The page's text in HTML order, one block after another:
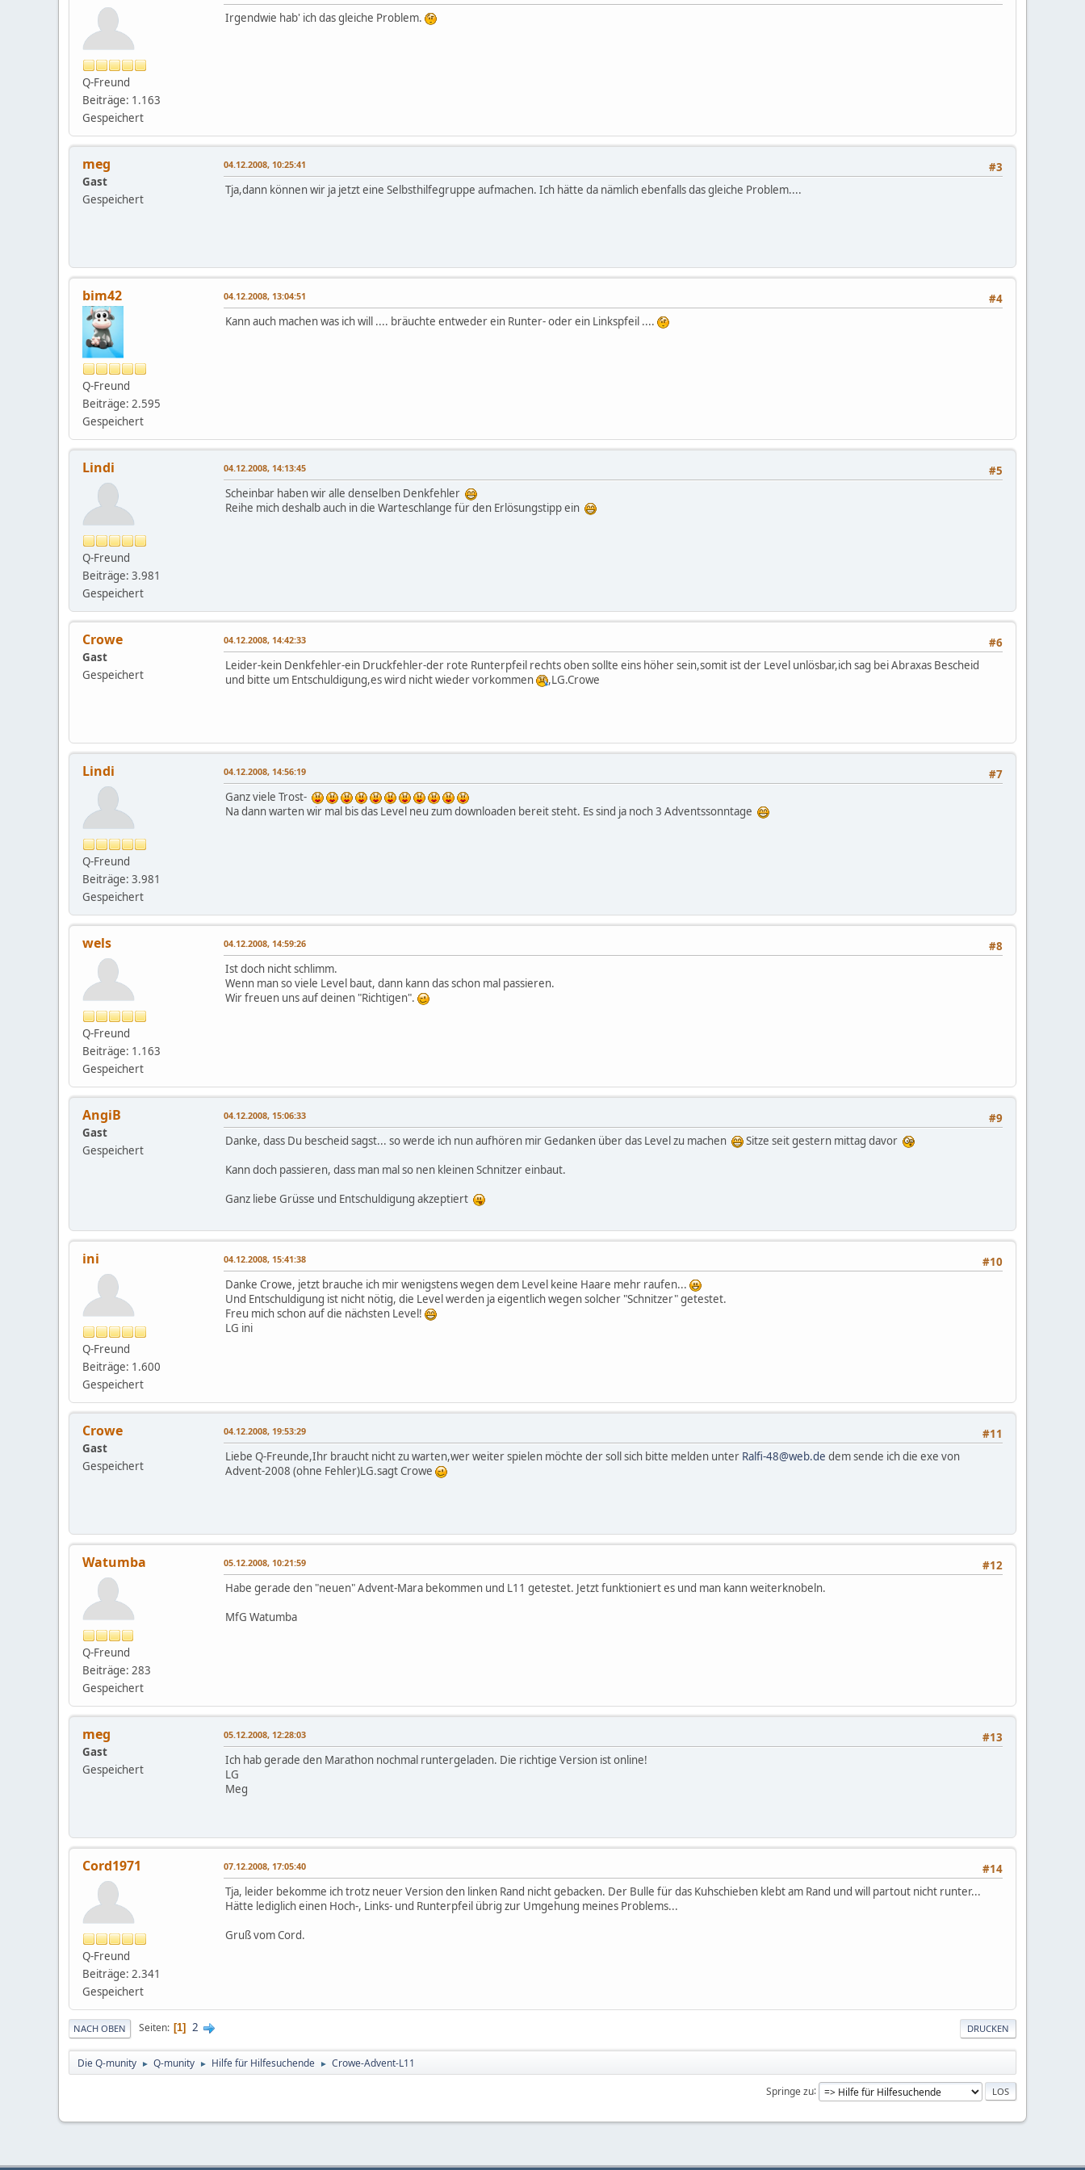
Q-Freund
Beiträge: 1.163
Gespeichert
Irgendwie hab' ich das gleiche Problem.
meg
Gast
Gespeichert
#3
04.12.2008, 10:25:41
Tja,dann können wir ja jetzt eine Selbsthilfegruppe aufmachen. Ich hätte da nämlich ebenfalls das gleiche Problem....
bim42
Q-Freund
Beiträge: 2.595
Gespeichert
#4
04.12.2008, 13:04:51
Kann auch machen was ich will .... bräuchte entweder ein Runter- oder ein Linkspfeil ....
Lindi
Q-Freund
Beiträge: 3.981
Gespeichert
#5
04.12.2008, 14:13:45
Scheinbar haben wir alle denselben Denkfehler
Reihe mich deshalb auch in die Warteschlange für den Erlösungstipp ein
Crowe
Gast
Gespeichert
#6
04.12.2008, 14:42:33
Leider-kein Denkfehler-ein Druckfehler-der rote Runterpfeil rechts oben sollte eins höher sein,somit ist der Level unlösbar,ich sag bei Abraxas Bescheid
und bitte um Entschuldigung,es wird nicht wieder vorkommen
,LG.Crowe
Lindi
Q-Freund
Beiträge: 3.981
Gespeichert
#7
04.12.2008, 14:56:19
Ganz viele Trost-
Na dann warten wir mal bis das Level neu zum downloaden bereit steht. Es sind ja noch 3 Adventssonntage
wels
Q-Freund
Beiträge: 1.163
Gespeichert
#8
04.12.2008, 14:59:26
Ist doch nicht schlimm.
Wenn man so viele Level baut, dann kann das schon mal passieren.
Wir freuen uns auf deinen "Richtigen".
AngiB
Gast
Gespeichert
#9
04.12.2008, 15:06:33
Danke, dass Du bescheid sagst... so werde ich nun aufhören mir Gedanken über das Level zu machen
Sitze seit gestern mittag davor
Kann doch passieren, dass man mal so nen kleinen Schnitzer einbaut.
Ganz liebe Grüsse und Entschuldigung akzeptiert
ini
Q-Freund
Beiträge: 1.600
Gespeichert
#10
04.12.2008, 15:41:38
Danke Crowe, jetzt brauche ich mir wenigstens wegen dem Level keine Haare mehr raufen...
Und Entschuldigung ist nicht nötig, die Level werden ja eigentlich wegen solcher "Schnitzer" getestet.
Freu mich schon auf die nächsten Level!
LG ini
Crowe
Gast
Gespeichert
#11
04.12.2008, 19:53:29
Liebe Q-Freunde,Ihr braucht nicht zu warten,wer weiter spielen möchte der soll sich bitte melden unter Ralfi-48@web.de dem sende ich die exe von
Advent-2008 (ohne Fehler)LG.sagt Crowe
Watumba
Q-Freund
Beiträge: 283
Gespeichert
#12
05.12.2008, 10:21:59
Habe gerade den "neuen" Advent-Mara bekommen und L11 getestet. Jetzt funktioniert es und man kann weiterknobeln.
MfG Watumba
meg
Gast
Gespeichert
#13
05.12.2008, 12:28:03
Ich hab gerade den Marathon nochmal runtergeladen. Die richtige Version ist online!
LG
Meg
Cord1971
Q-Freund
Beiträge: 2.341
Gespeichert
#14
07.12.2008, 17:05:40
Tja, leider bekomme ich trotz neuer Version den linken Rand nicht gebacken. Der Bulle für das Kuhschieben klebt am Rand und will partout nicht runter...
Hätte lediglich einen Hoch-, Links- und Runterpfeil übrig zur Umgehung meines Problems...
Gruß vom Cord.
DRUCKEN
NACH OBEN Seiten 1 2
Die Q-munity ► Q-munity ► Hilfe für Hilfesuchende ► Crowe-Advent-L11
Springe zu